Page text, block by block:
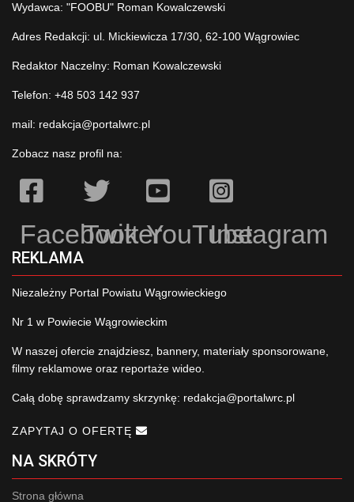
Wydawca: "FOOBU" Roman Kowalczewski
Adres Redakcji: ul. Mickiewicza 17/30, 62-100 Wągrowiec
Redaktor Naczelny: Roman Kowalczewski
Telefon: +48 503 142 937
mail: redakcja@portalwrc.pl
Zobacz nasz profil na:
Facebook
TwitterYouTubeInstagram
REKLAMA
Niezależny Portal Powiatu Wągrowieckiego
Nr 1 w Powiecie Wągrowieckim
W naszej ofercie znajdziesz, bannery, materiały sponsorowane,
filmy reklamowe oraz reportaże wideo.
Całą dobę sprawdzamy skrzynkę: redakcja@portalwrc.pl
ZAPYTAJ O OFERTĘ
NA SKRÓTY
Strona główna